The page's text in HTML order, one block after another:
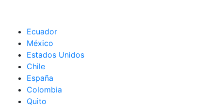
Ecuador
México
Estados Unidos
Chile
España
Colombia
Quito